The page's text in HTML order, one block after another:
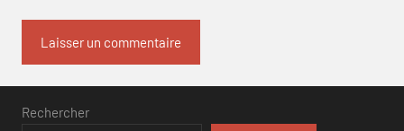
Rechercher